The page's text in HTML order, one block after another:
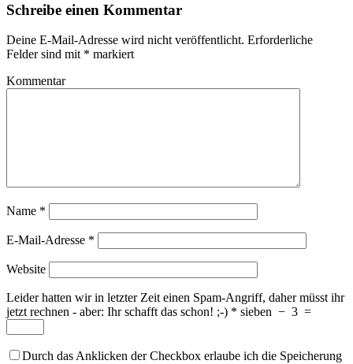
Schreibe einen Kommentar
Deine E-Mail-Adresse wird nicht veröffentlicht. Erforderliche
Felder sind mit * markiert
Kommentar
Name *
E-Mail-Adresse *
Website
Leider hatten wir in letzter Zeit einen Spam-Angriff, daher müsst ihr
jetzt rechnen - aber: Ihr schafft das schon! ;-) * sieben − 3 =
Durch das Anklicken der Checkbox erlaube ich die Speicherung